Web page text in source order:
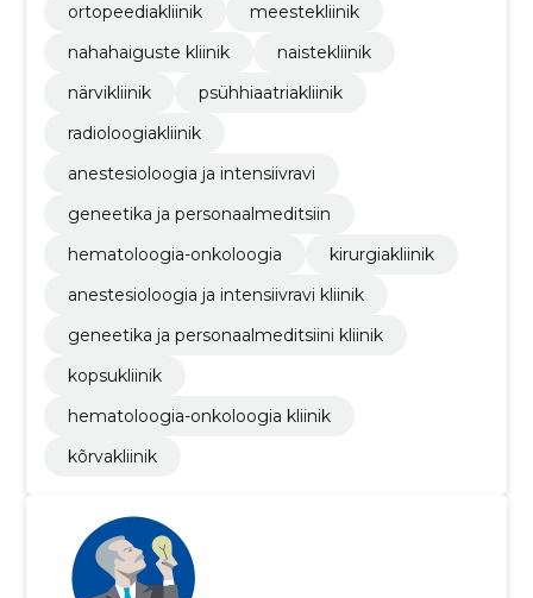
ortopeediakliinik
meestekliinik
nahahaiguste kliinik
naistekliinik
närvikliinik
psühhiaatriakliinik
radioloogiakliinik
anestesioloogia ja intensiivravi
geneetika ja personaalmeditsiin
hematoloogia-onkoloogia
kirurgiakliinik
anestesioloogia ja intensiivravi kliinik
geneetika ja personaalmeditsiini kliinik
kopsukliinik
hematoloogia-onkoloogia kliinik
kõrvakliinik